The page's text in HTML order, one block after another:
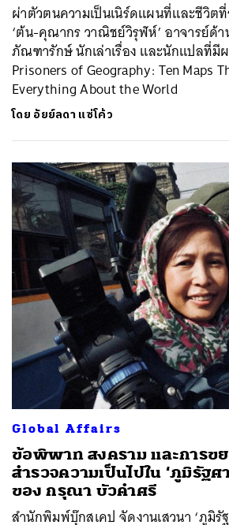
ผ่าตัวตนความเป็นเนิร์ดแผนที่และชีวิต
‘ต้น-คุณากร วาณิชย์วิรุฬห์’ อาจารย์ด้
ภัณฑารักษ์ นักเล่าเรื่อง และนักแปลที่มี
Prisoners of Geography: Ten Maps
Everything About the World
โดย อัยย์ลดา แซ่โค้ว
Global Affairs
ข้อพิพาท สงคราม และการข
สำรวจความเป็นไปใน ‘ภูมิรัฐศ
ของ กรุณา บัวคำศรี
สำนักพิมพ์บุ๊กสเคป จัดงานเสวนา ‘ภูมิรั